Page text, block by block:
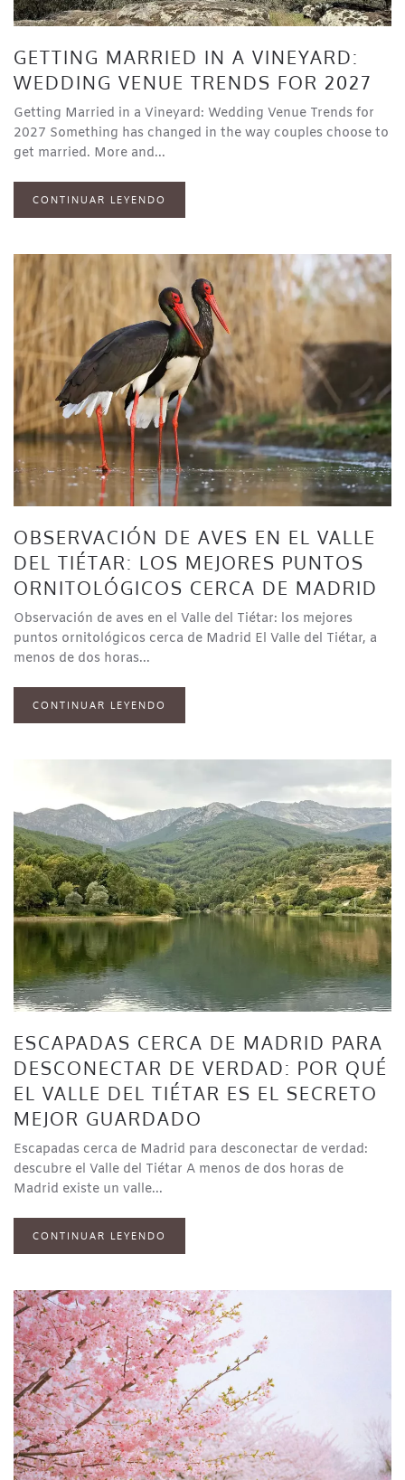
GETTING MARRIED IN A VINEYARD:
WEDDING VENUE TRENDS FOR 2027
Getting Married in a Vineyard: Wedding Venue Trends for
2027 Something has changed in the way couples choose to
get married. More and...
CONTINUAR LEYENDO
OBSERVACIÓN DE AVES EN EL VALLE
DEL TIÉTAR: LOS MEJORES PUNTOS
ORNITOLÓGICOS CERCA DE MADRID
Observación de aves en el Valle del Tiétar: los mejores
puntos ornitológicos cerca de Madrid El Valle del Tiétar, a
menos de dos horas...
CONTINUAR LEYENDO
ESCAPADAS CERCA DE MADRID PARA
DESCONECTAR DE VERDAD: POR QUÉ
EL VALLE DEL TIÉTAR ES EL SECRETO
MEJOR GUARDADO
Escapadas cerca de Madrid para desconectar de verdad:
descubre el Valle del Tiétar A menos de dos horas de
Madrid existe un valle...
CONTINUAR LEYENDO